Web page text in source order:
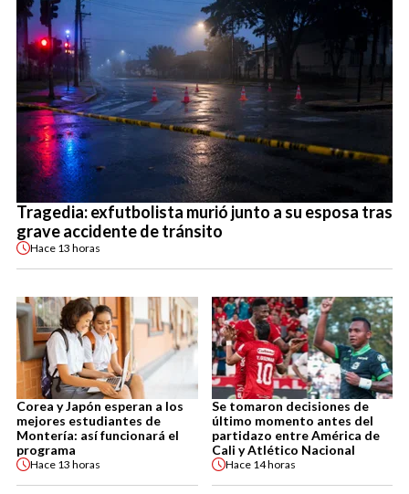
Tragedia: exfutbolista murió junto a su esposa tras
grave accidente de tránsito
Hace 13 horas
Corea y Japón esperan a los
mejores estudiantes de
Montería: así funcionará el
programa
Hace 13 horas
Se tomaron decisiones de
último momento antes del
partidazo entre América de
Cali y Atlético Nacional
Hace 14 horas